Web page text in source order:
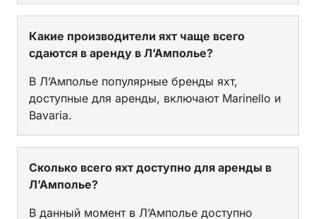
Какие производители яхт чаще всего
сдаются в аренду в Л’Амполье?
В Л’Амполье популярные бренды яхт,
доступные для аренды, включают Marinello и
Bavaria.
Сколько всего яхт доступно для аренды в
Л’Амполье?
В данный момент в Л’Амполье доступно